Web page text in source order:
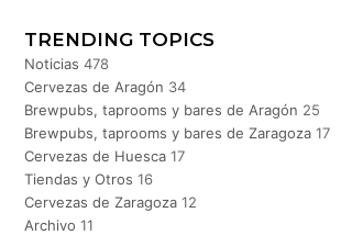
TRENDING TOPICS
Noticias 478
Cervezas de Aragón 34
Brewpubs, taprooms y bares de Aragón 25
Brewpubs, taprooms y bares de Zaragoza 17
Cervezas de Huesca 17
Tiendas y Otros 16
Cervezas de Zaragoza 12
Archivo 11